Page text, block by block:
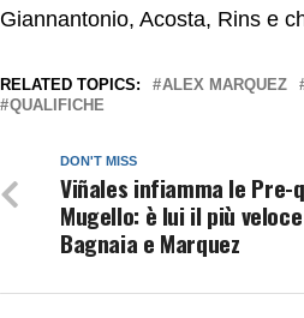
Giannantonio, Acosta, Rins e
RELATED TOPICS: ALEX MARQUEZ
QUALIFICHE
DON'T MISS
Viñales infiamma le Pre-
Mugello: è lui il più
Bagnaia e Marquez